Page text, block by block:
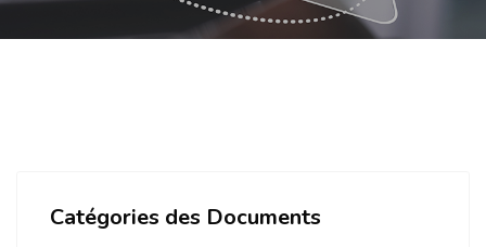
Catégories des Documents